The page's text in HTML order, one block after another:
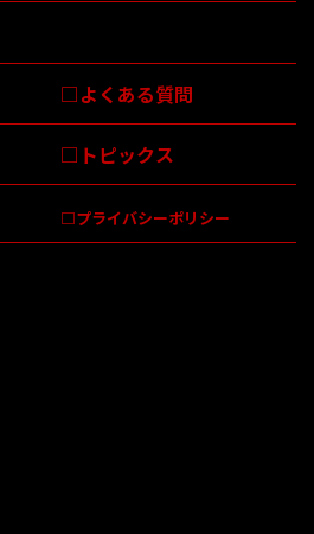
よくある質問
トピックス
プライバシーポリシー